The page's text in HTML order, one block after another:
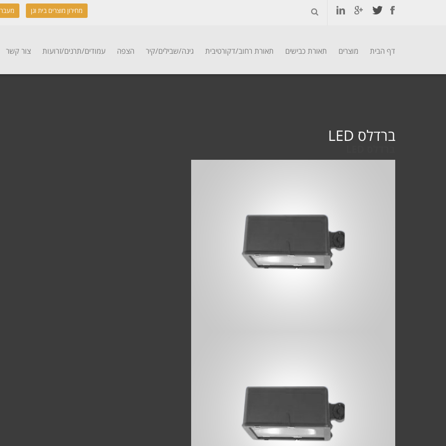
מחירון מוצרים בית וגן
דף הבית מוצרים תאורת כבישים תאורת רחוב/דקורטיבית גינה/שבילים/קיר הצפה עמודים/תרנים/זרועות צור קשר
ברדלס LED